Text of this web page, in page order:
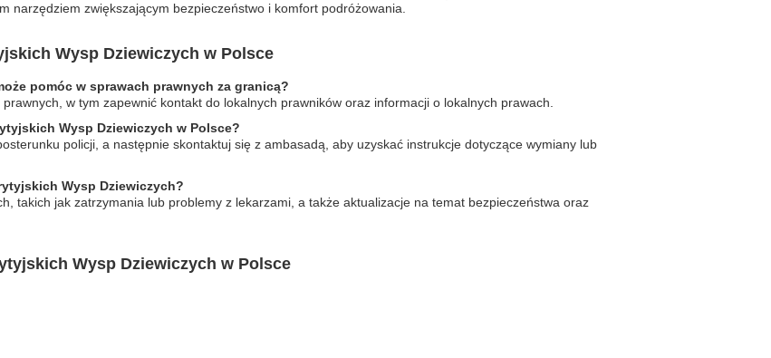
narzędziem zwiększającym bezpieczeństwo i komfort podróżowania.
Wysp Dziewiczych w Polsce
pomóc w sprawach prawnych za granicą?
w tym zapewnić kontakt do lokalnych prawników oraz informacji o lokalnych prawach.
Wysp Dziewiczych w Polsce?
policji, a następnie skontaktuj się z ambasadą, aby uzyskać instrukcje dotyczące wymiany lub
Wysp Dziewiczych?
takich jak zatrzymania lub problemy z lekarzami, a także aktualizacje na temat bezpieczeństwa oraz
Wysp Dziewiczych w Polsce